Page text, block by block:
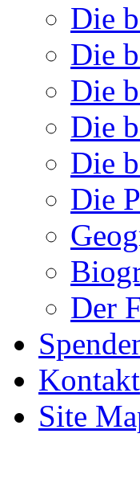
Die
Die
Die
Die
Die
Die
Der
Kontakt
Site